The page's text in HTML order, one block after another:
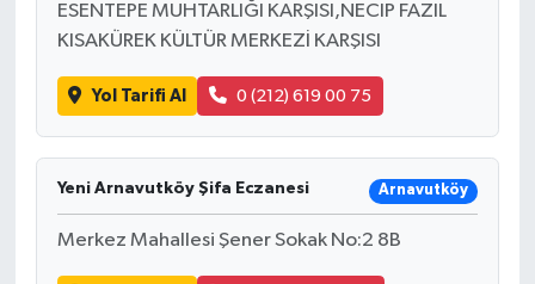
ESENTEPE MUHTARLIĞI KARŞISI,NECIP FAZIL
KISAKÜREK KÜLTÜR MERKEZİ KARŞISI
Yol Tarifi Al 0 (212) 619 00 75
Yeni Arnavutköy Şifa Eczanesi Arnavutköy
Merkez Mahallesi Şener Sokak No:2 8B